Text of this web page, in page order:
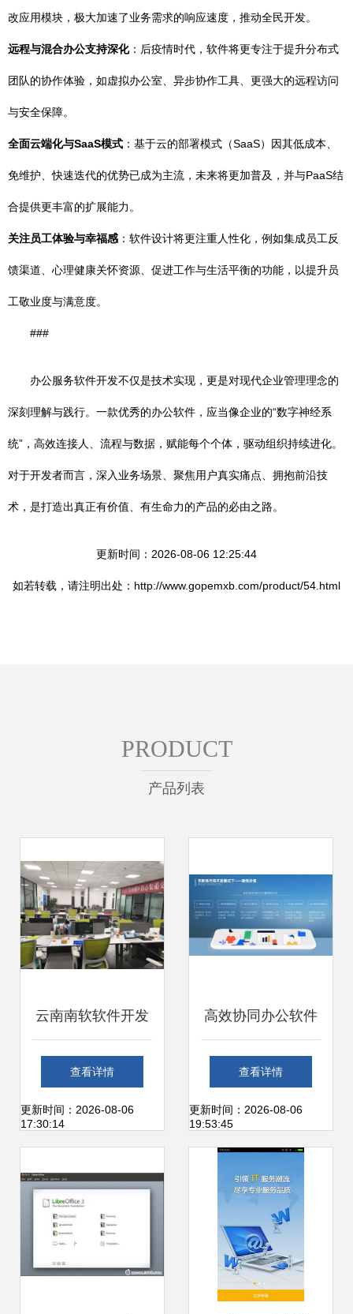
改应用模块，极大加速了业务需求的响应速度，推动全民开发。
远程与混合办公支持深化：后疫情时代，软件将更专注于提升分布式
团队的协作体验，如虚拟办公室、异步协作工具、更强大的远程访问
与安全保障。
全面云端化与SaaS模式 ：基于云的部署模式（SaaS）因其低成本、
免维护、快速迭代的优势已成为主流，未来将更加普及，并与PaaS结
合提供更丰富的扩展能力。
关注员工体验与幸福感 ：软件设计将更注重人性化，例如集成员工反
馈渠道、心理健康关怀资源、促进工作与生活平衡的功能，以提升员
工敬业度与满意度。
###
办公服务软件开发不仅是技术实现，更是对现代企业管理理念的
深刻理解与践行。一款优秀的办公软件，应当像企业的“数字神经系
统”，高效连接人、流程与数据，赋能每个个体，驱动组织持续进化。
对于开发者而言，深入业务场景、聚焦用户真实痛点、拥抱前沿技
术，是打造出真正有价值、有生命力的产品的必由之路。
更新时间：2026-08-06 12:25:44
如若转载，请注明出处：http://www.gopemxb.com/product/54.html
PRODUCT
产品列表
云南南软软件开发
深耕办公服务软
件，赋能企业数字
查看详情
更新时间：2026-08-06
17:30:14
高效协同办公软件
盘点与未来办公服
务软件开发趋势
查看详情
更新时间：2026-08-06
19:53:45